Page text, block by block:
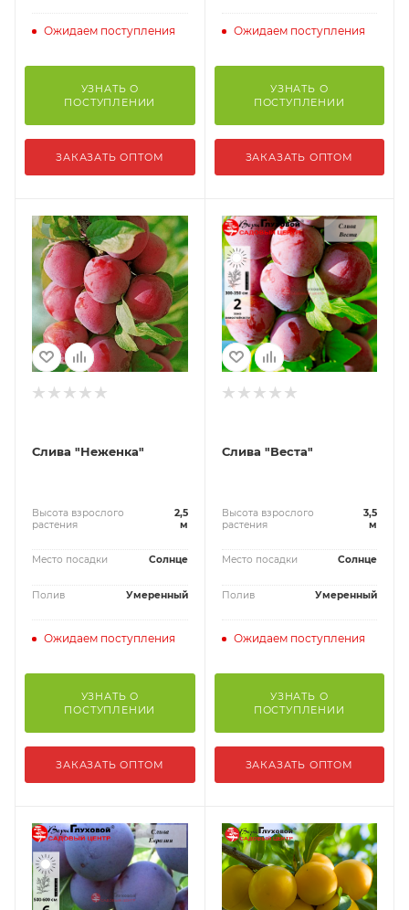
Ожидаем поступления
УЗНАТЬ О
ПОСТУПЛЕНИИ
ЗАКАЗАТЬ ОПТОМ
Ожидаем поступления
УЗНАТЬ О
ПОСТУПЛЕНИИ
ЗАКАЗАТЬ ОПТОМ
Слива "Неженка"
Высота взрослого
растения
2,5
м
Место посадки Солнце
Полив Умеренный
Ожидаем поступления
УЗНАТЬ О
ПОСТУПЛЕНИИ
ЗАКАЗАТЬ ОПТОМ
Слива "Веста"
Высота взрослого
растения
3,5
м
Место посадки Солнце
Полив Умеренный
Ожидаем поступления
УЗНАТЬ О
ПОСТУПЛЕНИИ
ЗАКАЗАТЬ ОПТОМ